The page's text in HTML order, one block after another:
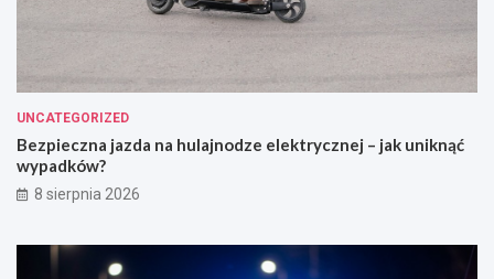
UNCATEGORIZED
Bezpieczna jazda na hulajnodze elektrycznej – jak uniknąć
wypadków?
8 sierpnia 2026